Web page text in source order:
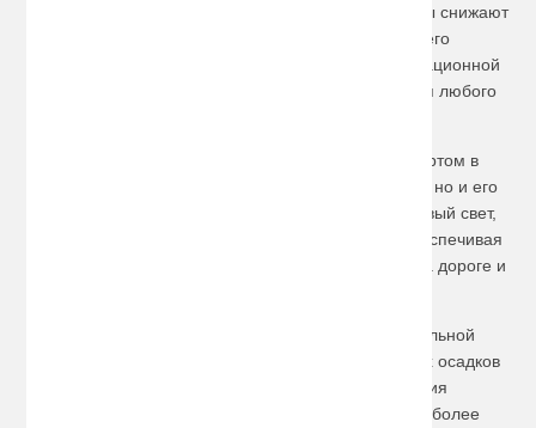
транспорта наиболее часты. Газоразрядные лампы снижают
нагрузку на энергосистему мотоцикла без малейшего
снижения эффективности. Мото биксенон с инновационной
системой фокусировки луча – лучшее решение для любого
Безусловно, для человека, управляющего транспортом в
темноте, важны не только яркость светового пучка, но и его
оттенок. Мото лампы газонаполненные дают матовый свет,
который снижает утомляемость глаз водителя, обеспечивая
максимально высокую контрастность предметов на дороге и
Как правило, для сохранности мотоцикла на длительной
стоянке необходимо защитить его от атмосферных осадков
и попадания прямых солнечных лучей. Для решения
подобной задачи незаменимы чехлы и тенты – наиболее